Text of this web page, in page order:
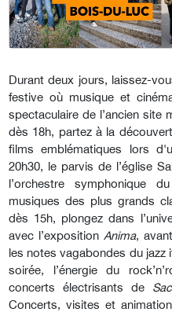
Durant deux jours, laissez-
festive où musique et
spectaculaire de l’ancien site
dès 18h, partez à la
films emblématiques lors
20h30, le parvis de l’église
l’orchestre symphonique
musiques des plus grands
dès 15h, plongez dans
avec l’exposition Anima,
les notes vagabondes du jazz
soirée, l’énergie du
concerts électrisants de
Concerts, visites et